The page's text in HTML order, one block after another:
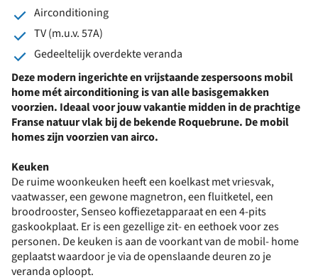
Airconditioning
TV (m.u.v. 57A)
Gedeeltelijk overdekte veranda
Deze modern ingerichte en vrijstaande zespersoons mobil
home mét airconditioning is van alle basisgemakken
voorzien. Ideaal voor jouw vakantie midden in de prachtige
Franse natuur vlak bij de bekende Roquebrune. De mobil
homes zijn voorzien van airco.
Keuken
De ruime woonkeuken heeft een koelkast met vriesvak,
vaatwasser, een gewone magnetron, een fluitketel, een
broodrooster, Senseo koffiezetapparaat en een 4-pits
gaskookplaat. Er is een gezellige zit- en eethoek voor zes
personen. De keuken is aan de voorkant van de mobil- home
geplaatst waardoor je via de openslaande deuren zo je
veranda oploopt.